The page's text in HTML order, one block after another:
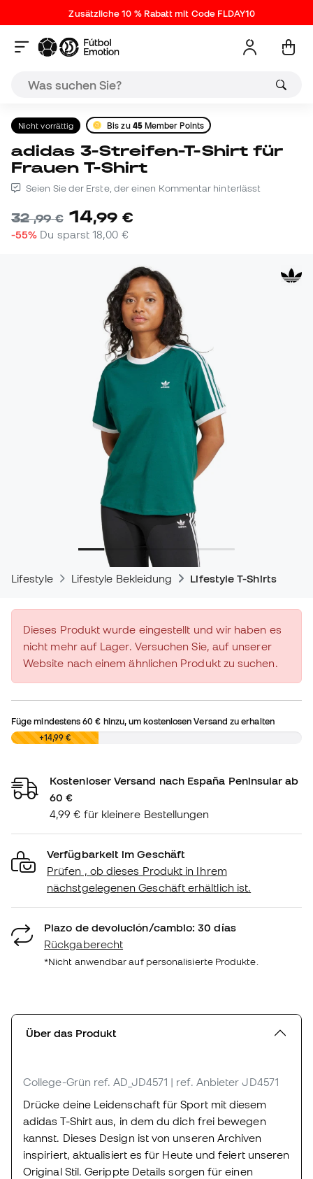
Zusätzliche 10 % Rabatt mit Code FLDAY10
Nicht vorrättig Bis zu 45Member Points
adidas 3-Streifen-T-Shirt für
Frauen T-Shirt
Seien Sie der Erste, der einen Kommentar hinterlässt
32,99 € 14,99 €
-55% Du sparst18,00 €
Lifestyle Lifestyle Bekleidung Lifestyle T-Shirts
Dieses Produkt wurde eingestellt und wir haben es
nicht mehr auf Lager. Versuchen Sie, auf unserer
Website nach einem ähnlichen Produkt zu suchen.
Füge mindestens60 € hinzu, um kostenlosen Versand zu erhalten
0,00 € +14,99 €
Kostenloser Versand nach España Peninsular ab
60 €
4,99 € für kleinere Bestellungen
Verfügbarkeit im Geschäft
Prüfen , ob dieses Produkt in Ihrem
nächstgelegenen Geschäft erhältlich ist.
Plazo de devolución/cambio: 30 días
Rückgaberecht
*Nicht anwendbar auf personalisierte Produkte.
Über das Produkt
College-Grün ref. AD_JD4571 | ref. Anbieter JD4571
Drücke deine Leidenschaft für Sport mit diesem
adidas T-Shirt aus, in dem du dich frei bewegen
kannst. Dieses Design ist von unseren Archiven
inspiriert, aktualisiert es für Heute und feiert unseren
Original Stil. Gerippte Details sorgen für einen